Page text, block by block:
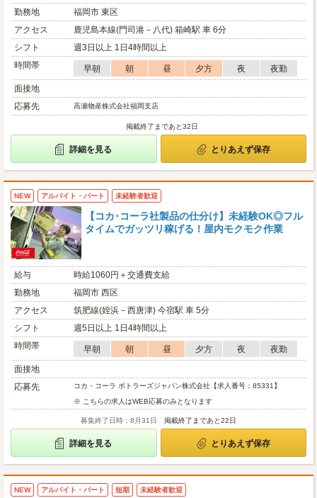
勤務地
福岡市 東区
アクセス
鹿児島本線(門司港－八代) 箱崎駅 車 6分
シフト
週3日以上 1日4時間以上
時間帯
早朝 朝 昼 夕方 夜
夜勤
面接地
応募先
高瀬物産株式会社福岡支店
掲載終了まであと32日
詳細を見る とりあえず保存
NEW アルバイト・パート 未経験者歓迎
【コカ･コーラ社製品の仕分け】未経験OK◎フル
タイムでガッツリ稼げる！屋内モクモク作業
給与
時給1060円＋交通費支給
勤務地
福岡市 西区
アクセス
筑肥線(姪浜－西唐津) 今宿駅 車 5分
シフト
週5日以上 1日4時間以上
時間帯
早朝 朝 昼 夕方 夜
夜勤
面接地
応募先
コカ・コーラ ボトラーズジャパン株式会社【求人番号：85331】
※ こちらの求人はWEB応募のみとなります
募集終了日時：8月31日 掲載終了まであと22日
詳細を見る とりあえず保存
NEW アルバイト・パート 短期 未経験者歓迎